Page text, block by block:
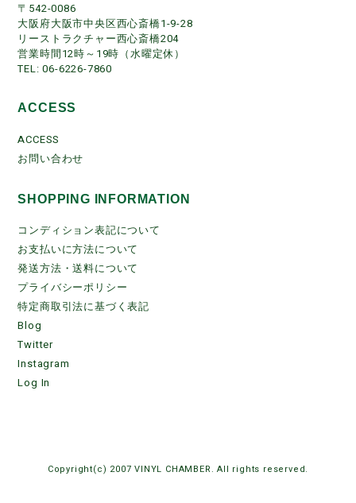
〒542-0086
大阪府大阪市中央区西心斎橋1-9-28
リーストラクチャー西心斎橋204
営業時間12時～19時（水曜定休）
TEL: 06-6226-7860
ACCESS
ACCESS
お問い合わせ
SHOPPING INFORMATION
コンディション表記について
お支払いに方法について
発送方法・送料について
プライバシーポリシー
特定商取引法に基づく表記
Blog
Twitter
Instagram
Log In
Copyright(c) 2007 VINYL CHAMBER. All rights reserved.